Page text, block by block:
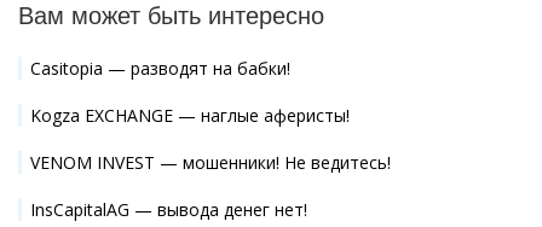
Вам может быть интересно
Casitopia — разводят на бабки!
Kogza EXCHANGE — наглые аферисты!
VENOM INVEST — мошенники! Не ведитесь!
InsCapitalAG — вывода денег нет!